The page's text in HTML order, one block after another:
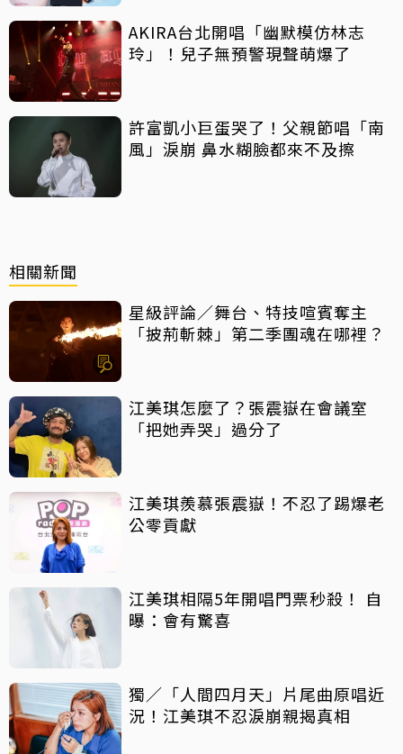
AKIRA台北開唱「幽默模仿林志
玲」！兒子無預警現聲萌爆了
許富凱小巨蛋哭了！父親節唱「南
風」淚崩 鼻水糊臉都來不及擦
相關新聞
星級評論／舞台、特技喧賓奪主
「披荊斬棘」第二季團魂在哪裡？
江美琪怎麼了？張震嶽在會議室
「把她弄哭」過分了
江美琪羨慕張震嶽！不忍了踢爆老
公零貢獻
江美琪相隔5年開唱門票秒殺！ 自
曝：會有驚喜
獨／「人間四月天」片尾曲原唱近
況！江美琪不忍淚崩親揭真相